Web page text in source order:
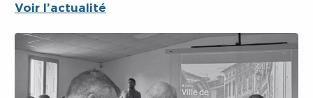
Voir l’actualité